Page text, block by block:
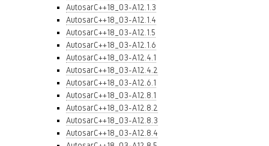
AutosarC++18_03-A12.1.3
AutosarC++18_03-A12.1.4
AutosarC++18_03-A12.1.5
AutosarC++18_03-A12.1.6
AutosarC++18_03-A12.4.1
AutosarC++18_03-A12.4.2
AutosarC++18_03-A12.6.1
AutosarC++18_03-A12.8.1
AutosarC++18_03-A12.8.2
AutosarC++18_03-A12.8.3
AutosarC++18_03-A12.8.4